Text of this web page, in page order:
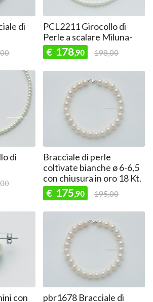
di
PCL2211 Girocollo di
Perle a scalare Miluna-
€ 178,90 198,00
di
Bracciale di perle
coltivate bianche ø 6-6,5
con chiusura in oro 18 Kt.
€ 175,90 195,00
con pbr1678 Bracciale di